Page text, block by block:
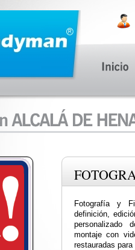
Fotografía y
definición,
personalizado
montaje con
restauradas